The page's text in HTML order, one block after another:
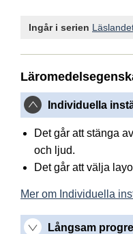
Ingår i serien
Individuella
Det går att stänga
och ljud.
Det går att välja
Mer om Individuella
Långsam